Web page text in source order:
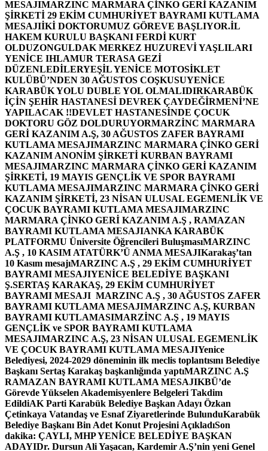
MESAJIMARZINC MARMARA ÇİNKO GERİ KAZANIM
ŞİRKETİ 29 EKİM CUMHURİYET BAYRAMI KUTLAMA
MESAJIİKİ DOKTORUMUZ GÖREVE BAŞLIYOR.İL
HAKEM KURULU BAŞKANI FERDİ KURT
OLDUZONGULDAK MERKEZ HUZUREVİ YAŞLILARI
YENİCE IHLAMUR TERASA GEZİ
DÜZENLEDİLERYEŞİL YENİCE MOTOSİKLET
KULÜBÜ’NDEN 30 AĞUSTOS COŞKUSUYENİCE
KARABÜK YOLU DUBLE YOL OLMALIDIRKARABÜK
İÇİN ŞEHİR HASTANESİ DEVREK ÇAYDEĞİRMENİ’NE
YAPILACAK !!DEVLET HASTANESİNDE ÇOCUK
DOKTORU GÖZ DOLDURUYORMARZİNC MARMARA
GERİ KAZANIM A.Ş, 30 AĞUSTOS ZAFER BAYRAMI
KUTLAMA MESAJIMARZINC MARMARA ÇİNKO GERİ
KAZANIM ANONİM ŞİRKETİ KURBAN BAYRAMI
MESAJIMARZINC MARMARA ÇİNKO GERİ KAZANIM
ŞİRKETİ, 19 MAYIS GENÇLİK VE SPOR BAYRAMI
KUTLAMA MESAJIMARZINC MARMARA ÇİNKO GERİ
KAZANIM ŞİRKETİ, 23 NİSAN ULUSAL EGEMENLİK VE
ÇOCUK BAYRAMI KUTLAMA MESAJIMARZINC
MARMARA ÇİNKO GERİ KAZANIM A.Ş , RAMAZAN
BAYRAMI KUTLAMA MESAJIANKA KARABÜK
PLATFORMU Üniversite Öğrencileri BuluşmasıMARZINC
A.Ş , 10 KASIM ATATÜRK’Ü ANMA MESAJIKarakaş’tan
10 Kasım mesajıMARZINC A.Ş , 29 EKİM CUMHURİYET
BAYRAMI MESAJIYENİCE BELEDİYE BAŞKANI
Ş.SERTAŞ KARAKAŞ, 29 EKİM CUMHURİYET
BAYRAMI MESAJI MARZINC A.Ş , 30 AĞUSTOS ZAFER
BAYRAMI KUTLAMA MESAJIMARZINC A.Ş, KURBAN
BAYRAMI KUTLAMASIMARZİNC A.Ş , 19 MAYIS
GENÇLİK ve SPOR BAYRAMI KUTLAMA
MESAJIMARZINC A.Ş, 23 NİSAN ULUSAL EGEMENLİK
VE ÇOCUK BAYRAMI KUTLAMA MESAJIYenice
Belediyesi, 2024-2029 döneminin ilk meclis toplantısını Belediye
Başkanı Sertaş Karakaş başkanlığında yaptıMARZINC A.Ş
RAMAZAN BAYRAMI KUTLAMA MESAJIKBÜ’de
Görevde Yükselen Akademisyenlere Belgeleri Takdim
EdildiAK Parti Karabük Belediye Başkan Adayı Özkan
Çetinkaya Vatandaş ve Esnaf Ziyaretlerinde BulunduKarabük
Belediye Başkanı Bin Adet Konut Projesini AçıkladıSon
dakika: ÇAYLI, MHP YENİCE BELEDİYE BAŞKAN
ADAYIDr. Dursun Ali Yaşacan, Kardemir A.Ş’nin yeni Genel